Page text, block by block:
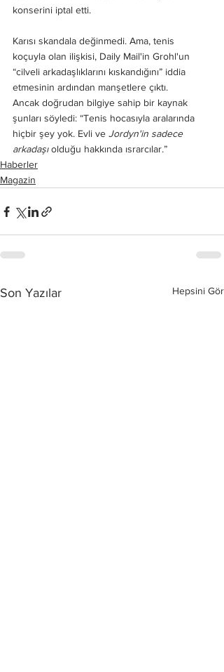
konserini iptal etti.
Karısı skandala değinmedi. Ama, tenis
koçuyla olan ilişkisi, Daily Mail'in Grohl'un
“cilveli arkadaşlıklarını kıskandığını” iddia
etmesinin ardından manşetlere çıktı.
Ancak doğrudan bilgiye sahip bir kaynak
şunları söyledi: “Tenis hocasıyla aralarında
hiçbir şey yok. Evli ve Jordyn'in sadece
arkadaşı olduğu hakkında ısrarcılar.”
Haberler
Magazin
Son Yazılar Hepsini Gör